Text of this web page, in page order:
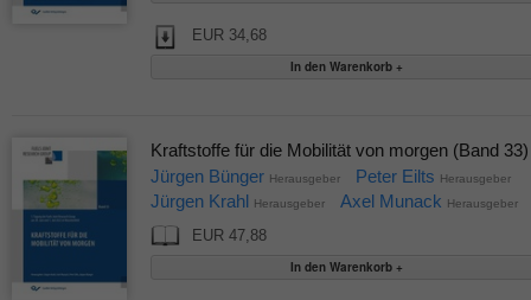
EUR 34,68
Kraftstoffe für die Mobilität von morgen (Band 33)
Jürgen Bünger Herausgeber Peter Eilts Herausgeber
Jürgen Krahl Herausgeber Axel Munack Herausgeber
EUR 47,88